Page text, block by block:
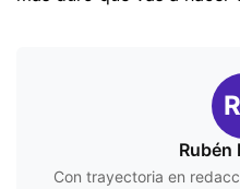
Rubén
Con trayectoria en